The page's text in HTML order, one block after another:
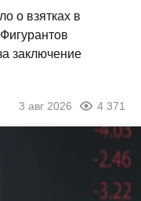
о взятках в
заключение
3 авг 2026 4 371